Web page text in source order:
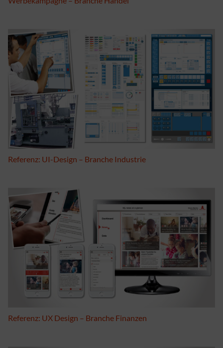
Referenz: UI-Design – Branche Industrie
Referenz: UX Design – Branche Finanzen